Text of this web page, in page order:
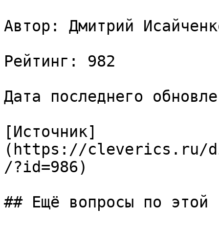
Автор: Дмитрий
Рейтинг: 982
Дата последнего
[Источник]
(https://cleverics.ru/
/?id=986)
## Ещё вопросы по этой